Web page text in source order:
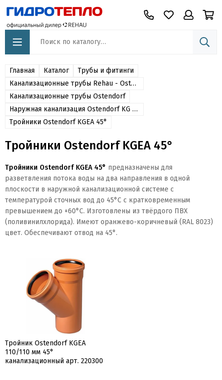
Главная Каталог
Трубы и фитинги
Канализационные трубы Rehau - Ostendorf - Sinikon
Канализационные трубы Ostendorf
Наружная канализация Ostendorf KG (ПВХ)
Тройники Ostendorf KGEA 45°
Тройники Ostendorf KGEA 45°
Тройники Ostendorf KGEA 45° предназначены для
разветвления потока воды на два направления в одной
плоскости в наружной канализационной системе с
температурой сточных вод до 45°C с кратковременным
превышением до +60°C. Изготовлены из твёрдого ПВХ
(поливинилхлорида). Имеют оранжево-коричневый (RAL 8023)
цвет. Обеспечивают отвод на 45°.
Тройник Ostendorf KGEA
110/110 мм 45°
канализационный арт. 220300